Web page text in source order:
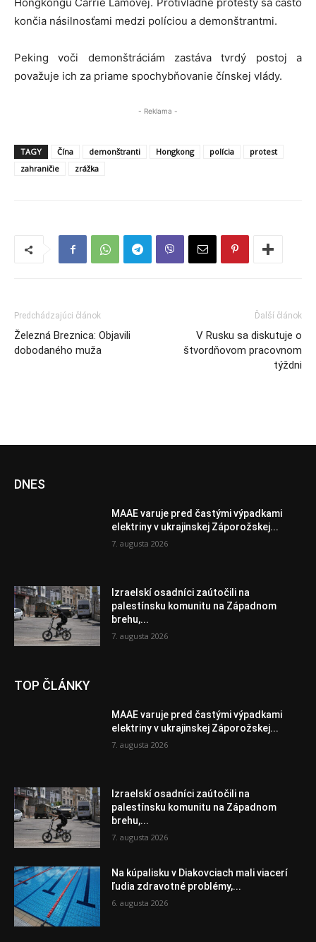
končia násilnosťami medzi políciou a demonštrantmi.
Peking voči demonštráciám zastáva tvrdý postoj a
považuje ich za priame spochybňovanie čínskej vlády.
- Reklama -
TAGY Čína demonštranti Hongkong polícia
protest
zahraničie
zrážka
Predchádzajúci článok
Železná Breznica: Objavili
dobodaného muža
Ďalší článok
V Rusku sa diskutuje o
štvordňovom pracovnom
týždni
DNES
MAAE varuje pred častými výpadkami
elektriny v ukrajinskej Záporožskej...
7. augusta 2026
Izraelskí osadníci zaútočili na
palestínsku komunitu na Západnom
brehu,...
7. augusta 2026
TOP ČLÁNKY
MAAE varuje pred častými výpadkami
elektriny v ukrajinskej Záporožskej...
7. augusta 2026
Izraelskí osadníci zaútočili na
palestínsku komunitu na Západnom
brehu,...
7. augusta 2026
Na kúpalisku v Diakovciach mali viacerí
ľudia zdravotné problémy,...
6. augusta 2026